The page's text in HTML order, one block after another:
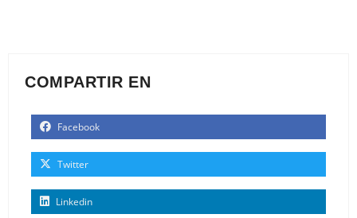
COMPARTIR EN
Facebook
Twitter
Linkedin